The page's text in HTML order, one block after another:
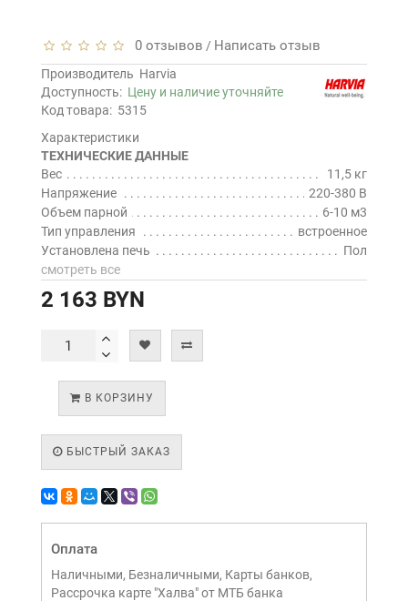
0 отзывов / Написать отзыв
Производитель Harvia
Доступность: Цену и наличие уточняйте
Код товара: 5315
Характеристики
ТЕХНИЧЕСКИЕ ДАННЫЕ
Вес
11,5 кг
Напряжение
220-380 В
Объем парной
6-10 м3
Тип управления
встроенное
Установлена печь
Пол
смотреть все
2 163 BYN
В КОРЗИНУ
БЫСТРЫЙ ЗАКАЗ
Оплата
Наличными, Безналичными, Карты банков,
Рассрочка карте "Халва" от МТБ банка